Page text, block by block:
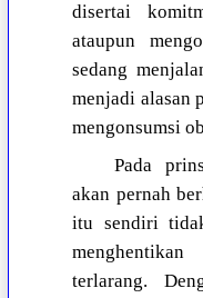
disertai
ataupun
sedang
menjadi alasan
mengonsumsi
Pada
akan pernah
itu sendiri
terlarang.